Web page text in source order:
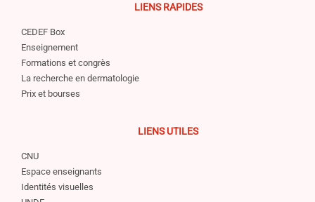
LIENS RAPIDES
CEDEF Box
Enseignement
Formations et congrès
La recherche en dermatologie
Prix et bourses
LIENS UTILES
CNU
Espace enseignants
Identités visuelles